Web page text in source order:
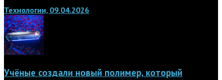
Технологии, 09.04.2026
Учёные создали новый полимер, который